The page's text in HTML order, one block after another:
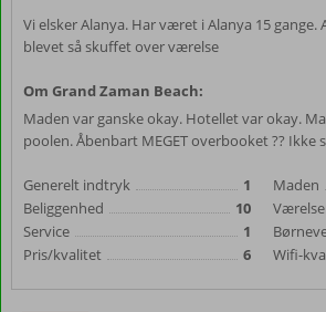
Vi elsker Alanya. Har været i Alanya 15
blevet så skuffet over værelse
Om Grand Zaman Beach:
Maden var ganske okay. Hotellet var okay.
poolen. Åbenbart MEGET overbooket ?? Ikke
Generelt indtryk
1
Beliggenhed
10
Service
1
Pris/kvalitet
6
Maden
Wifi-